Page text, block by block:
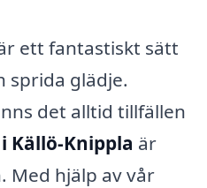
ett fantastiskt sätt
sprida glädje.
det alltid tillfällen
Källö-Knippla är
Med hjälp av vår